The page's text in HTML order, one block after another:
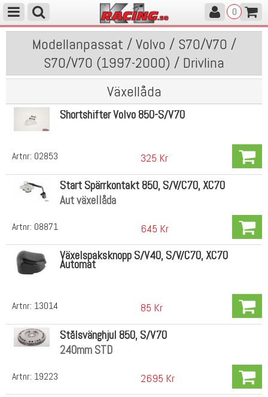
0
Modellanpassat / Volvo / S70/V70 /
S70/V70 (1997-2000) / Drivlina
Växellåda
Artnr: 02853
Shortshifter Volvo 850-S/V70
325 Kr
Artnr: 08871
Start Spärrkontakt 850, S/V/C70, XC70
Aut växellåda
645 Kr
Artnr: 13014
Växelspaksknopp S/V40, S/V/C70, XC70
Automat
85 Kr
Artnr: 19223
Stålsvänghjul 850, S/V70
240mm STD
2695 Kr